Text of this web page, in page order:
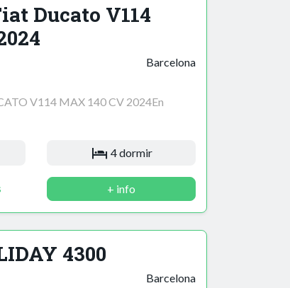
Ducato V114
Barcelona
V114 MAX 140 CV 2024En
4 dormir
+ info
4300
Barcelona